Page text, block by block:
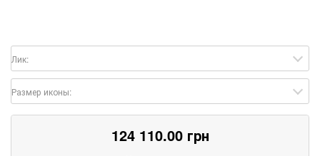
Лик:
Размер иконы:
124 110.00 грн